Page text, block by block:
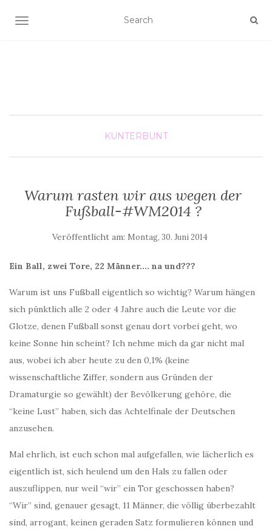
SCHALTE NAVIGATION
KUNTERBUNT
Warum rasten wir aus wegen der
Fußball-#WM2014 ?
Veröffentlicht am: Montag, 30. Juni 2014
Ein Ball, zwei Tore, 22 Männer…. na und???
Warum ist uns Fußball eigentlich so wichtig? Warum hängen
sich pünktlich alle 2 oder 4 Jahre auch die Leute vor die
Glotze, denen Fußball sonst genau dort vorbei geht, wo
keine Sonne hin scheint? Ich nehme mich da gar nicht mal
aus, wobei ich aber heute zu den 0,1% (keine
wissenschaftliche Ziffer, sondern aus Gründen der
Dramaturgie so gewählt) der Bevölkerung gehöre, die
“keine Lust” haben, sich das Achtelfinale der Deutschen
anzusehen.
Mal ehrlich, ist euch schon mal aufgefallen, wie lächerlich es
eigentlich ist, sich heulend um den Hals zu fallen oder
auszuflippen, nur weil “wir” ein Tor geschossen haben?
“Wir” sind, genauer gesagt, 11 Männer, die völlig überbezahlt
sind, arrogant, keinen geraden Satz formulieren können und